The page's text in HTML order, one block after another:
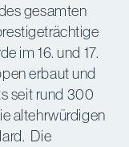
gesamten
im 16. und 17.
erbaut und
seit rund 300
altehrwürdigen
Die